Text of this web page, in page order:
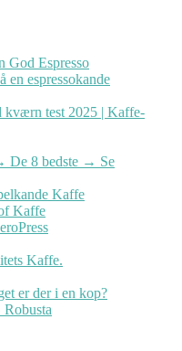
God Espresso
en espressokande
kværn test 2025 | Kaffe-
De 8 bedste → Se
Kaffe
Kaffe
Kaffe.
er der i en kop?